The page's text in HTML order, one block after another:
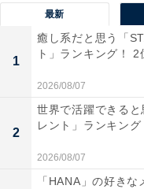
最新
1
癒し系だと思う「
ト」ランキング！ 2
2026/08/07
2
世界で活躍できる
レント」ランキング
2026/08/07
「HANA」の好き